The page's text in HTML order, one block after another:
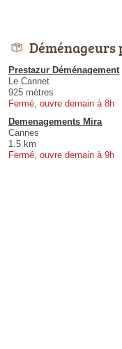
Déménageurs
Prestazur Déménagement
Le Cannet
925 mètres
Fermé, ouvre demain à 8h
Demenagements Mira
Cannes
1.5 km
Fermé, ouvre demain à 9h